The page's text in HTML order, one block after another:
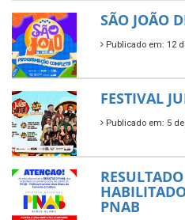
SÃO JOÃO
Publicado em: 12
FESTIVAL
Publicado em: 5
PNAB